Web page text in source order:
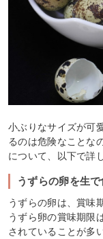
小ぶりなサイズが可
るのは危険なことな
について、以下で詳
うずらの卵を生
うずらの卵は、賞味
うずら卵の賞味期限
されていることが多